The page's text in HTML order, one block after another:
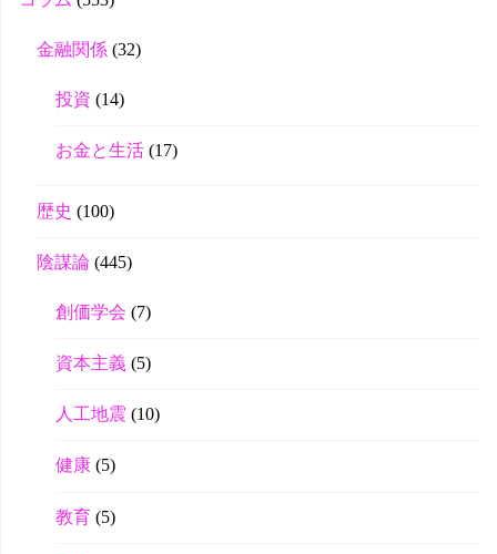
金融関係 (32)
投資 (14)
お金と生活(17)
歴史 (100)
陰謀論 (445)
創価学会 (7)
資本主義(5)
人工地震 (10)
健康(5)
教育(5)